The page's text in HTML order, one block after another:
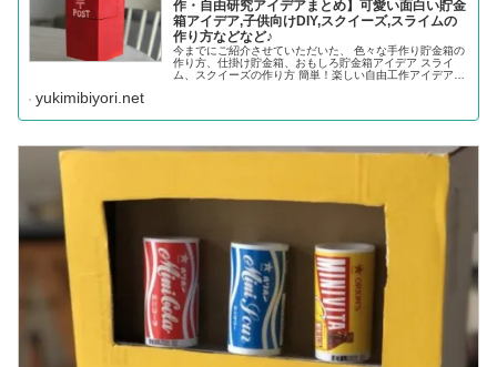
作・自由研究アイデアまとめ】可愛い面白い貯金
箱アイデア,子供向けDIY,スクイーズ,スライムの
作り方などなど♪
今までにご紹介させていただいた、 色々な手作り貯金箱の
作り方、仕掛け貯金箱、おもしろ貯金箱アイデア スライ
ム、スクイーズの作り方 簡単！楽しい自由工作アイデア
yukimibiyori.net